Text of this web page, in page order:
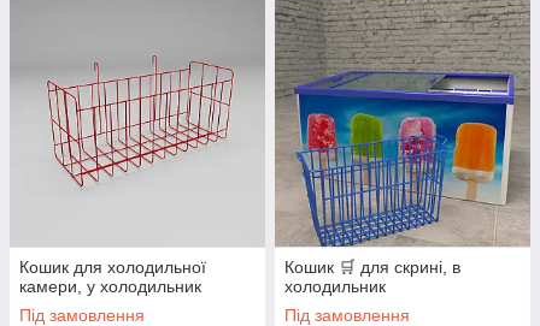
Кошик для холодильної
камери, у холодильник
Під замовлення
Кошик 🛒 для скрині, в
холодильник
Під замовлення